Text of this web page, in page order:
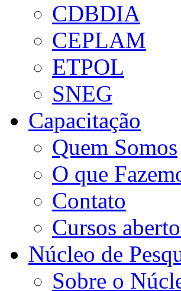
CDBDIA
CEPLAM
ETPOL
SNEG
Capacitação
Quem Somos
O que
Contato
Cursos
Núcleo de
Sobre o